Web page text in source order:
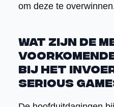
om deze te
Wat zijn de
bij het
serious